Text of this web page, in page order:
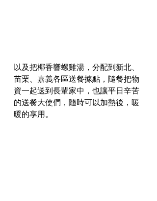
以及把椰香響螺雞湯，分配到新北、
苗栗、嘉義各區送餐據點，隨餐把物
資一起送到長輩家中，也讓平日辛苦
的送餐大使們，隨時可以加熱後，暖
暖的享用。